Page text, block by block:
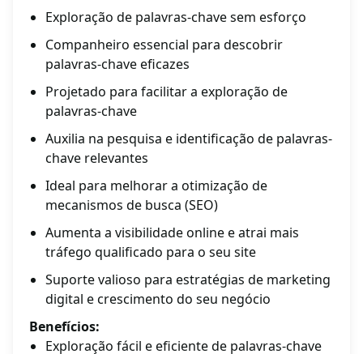
Exploração de palavras-chave sem esforço
Companheiro essencial para descobrir
palavras-chave eficazes
Projetado para facilitar a exploração de
palavras-chave
Auxilia na pesquisa e identificação de palavras-
chave relevantes
Ideal para melhorar a otimização de
mecanismos de busca (SEO)
Aumenta a visibilidade online e atrai mais
tráfego qualificado para o seu site
Suporte valioso para estratégias de marketing
digital e crescimento do seu negócio
Benefícios:
Exploração fácil e eficiente de palavras-chave